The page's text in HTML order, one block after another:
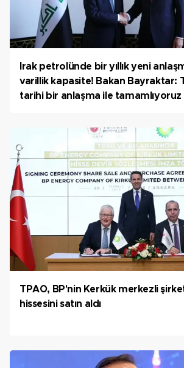
Irak petrolünde bir yıllık yeni
varillik kapasite! Bakan Bayraktar:
tarihi bir anlaşma ile tamamlıyoruz
TPAO, BP'nin Kerkük merkezli
hissesini satın aldı